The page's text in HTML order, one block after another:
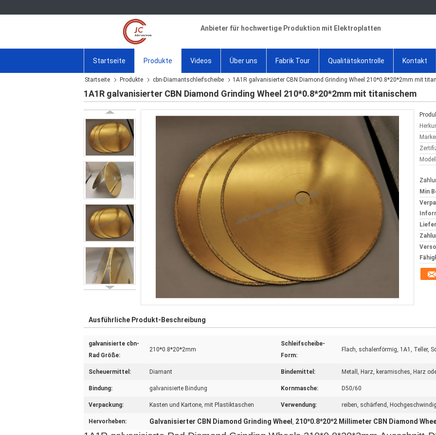
Anbieter für hochwertige Produktion mit Elektroplatten
Startseite Produkte Videos Über uns Fabrik Tour Qualitätskontrolle Kontakt
Startseite Produkte cbn-Diamantschleifscheibe 1A1R galvanisierter CBN Diamond Grinding Wheel 210*0.8*20*2mm mit
1A1R galvanisierter CBN Diamond Grinding Wheel 210*0.8*20*2mm mit titanischem
Min
Ausführliche Produkt-Beschreibung
galvanisierte cbn-
Rad Größe:
210*0.8*20*2mm
Schleifscheibe-
Form:
Flach, schalenförmig, 1A1, Teller,
Scheuermittel: Diamant Bindemittel: Metall, Harz, keramisches, Harz
Bindung: galvanisierte Bindung Kornmasche: D50/60
Verpackung: Kasten und Kartone, mit Plastiktaschen Verwendung: reiben, schärfend,
Hervorheben: Galvanisierter CBN Diamond Grinding Wheel , 210*0.8*20*2 Millimeter CBN Diamond